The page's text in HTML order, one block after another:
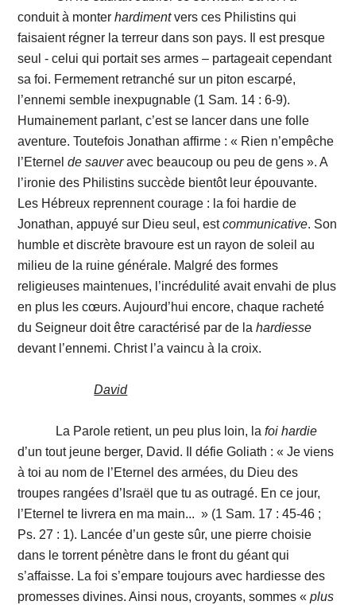
conduit à monterhardimentvers ces Philistins qui
faisaient régner la terreur dans son pays. Il est presque
seul - celui qui portait ses armes – partageait cependant
sa foi. Fermement retranché sur un piton escarpé,
l’ennemi semble inexpugnable (1 Sam. 14 : 6-9).
Humainement parlant, c’est se lancer dans une folle
aventure. Toutefois Jonathan affirme : « Rien n’empêche
l’Eternelde sauveravec beaucoup ou peu de gens ». A
l’ironie des Philistins succède bientôt leur épouvante.
Les Hébreux reprennent courage : la foi hardie de
Jonathan, appuyé sur Dieu seul, estcommunicative. Son
humble et discrète bravoure est un rayon de soleil au
milieu de la ruine générale. Malgré des formes
religieuses maintenues, l’incrédulité avait envahi de plus
en plus les cœurs. Aujourd’hui encore, chaque racheté
du Seigneur doit être caractérisé par de lahardiesse
devant l’ennemi. Christ l’a vaincu à la croix.
David
La Parole retient, un peu plus loin, lafoi hardie
d’un tout jeune berger, David. Il défie Goliath : « Je viens
à toi au nom de l’Eternel des armées, du Dieu des
troupes rangées d’Israël que tu as outragé. En ce jour,
l’Eternel te livrera en ma main... » (1 Sam. 17 : 45-46 ;
Ps. 27 : 1). Lancée d’un geste sûr, une pierre choisie
dans le torrent pénètre dans le front du géant qui
s’affaisse. La foi s’empare toujours avec hardiesse des
promesses divines. Ainsi nous, croyants, sommes «plus